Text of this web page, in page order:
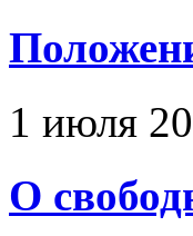
1 июля
О